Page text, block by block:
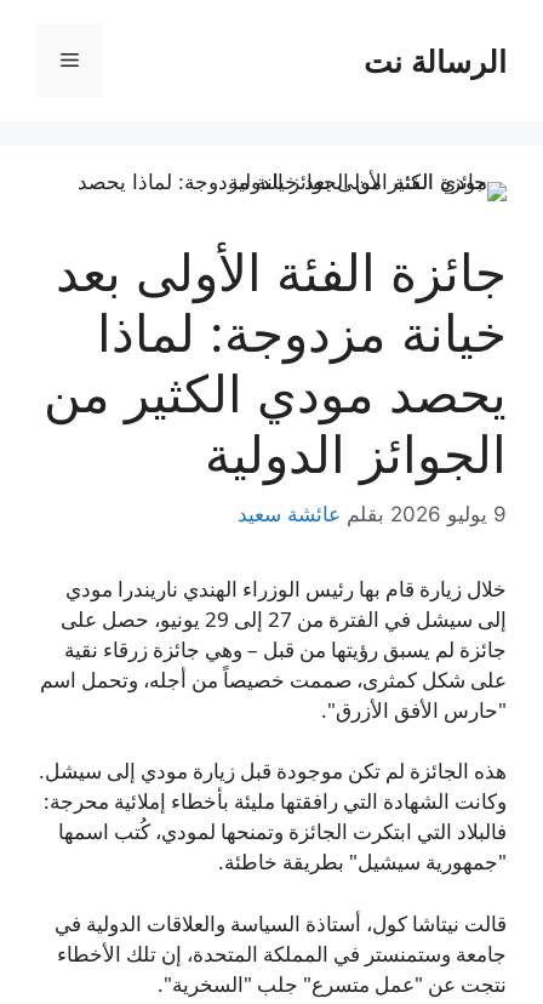
المحتوىالرسالة نت القائمة
جائزة الفئة الأولى بعد
خيانة مزدوجة: لماذا
يحصد مودي الكثير من
الجوائز الدولية
9 يوليو 2026 بقلم عائشة سعيد
خلال زيارة قام بها رئيس الوزراء الهندي ناريندرا مودي
إلى سيشل في الفترة من 27 إلى 29 يونيو، حصل على
جائزة لم يسبق رؤيتها من قبل – وهي جائزة زرقاء نقية
على شكل كمثرى، صممت خصيصاً من أجله، وتحمل اسم
"حارس الأفق الأزرق".
هذه الجائزة لم تكن موجودة قبل زيارة مودي إلى سيشل.
وكانت الشهادة التي رافقتها مليئة بأخطاء إملائية محرجة:
فالبلاد التي ابتكرت الجائزة وتمنحها لمودي، كُتب اسمها
"جمهورية سيشيل" بطريقة خاطئة.
قالت نيتاشا كول، أستاذة السياسة والعلاقات الدولية في
جامعة وستمنستر في المملكة المتحدة، إن تلك الأخطاء
نتجت عن "عمل متسرع" جلب "السخرية".